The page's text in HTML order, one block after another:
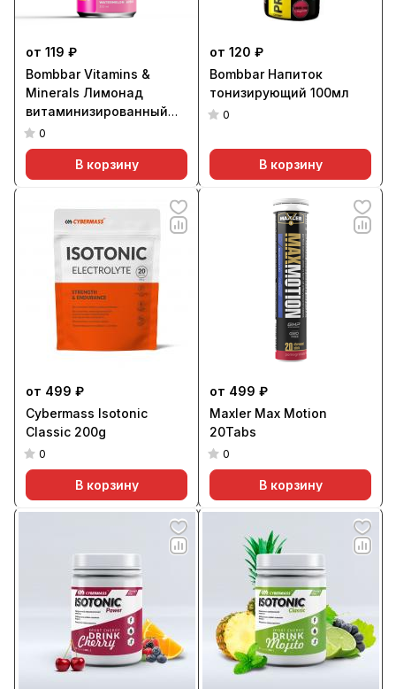
от 119 ₽
Bombbar Vitamins &
Minerals Лимонад
витаминизированный
330мл
0
В корзину
от 120 ₽
Bombbar Напиток
тонизирующий 100мл
0
В корзину
от 499 ₽
Cybermass Isotonic
Classic 200g
0
В корзину
от 499 ₽
Maxler Max Motion
20Tabs
0
В корзину